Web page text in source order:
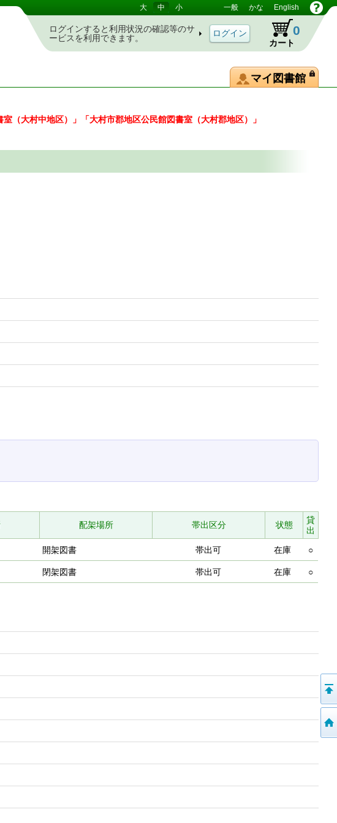
大 中 小 一般 かな English
ログインすると利用状況の確認等のサ
ービスを利用できます。
カート
0
マイ図書館
（大村中地区）」「大村市郡地区公民館図書室（大村郡地区）」
配架場所 帯出区分 状態
貸
出
開架図書 帯出可 在庫 ○
閉架図書 帯出可 在庫 ○